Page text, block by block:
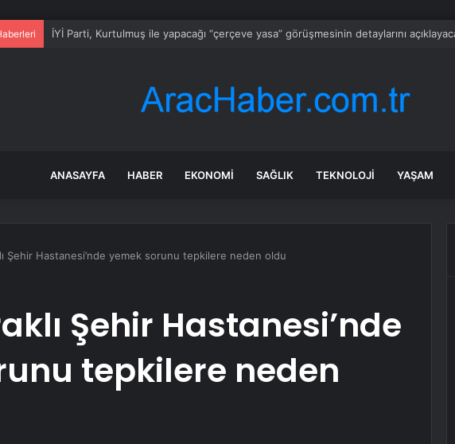
Kahramanmaraş’ta Ezanı Güzel Okuma ve Etkili Hutbe Yarışmalarının il finali yapıldı
ANASAYFA HABER EKONOMI SAĞLIK TEKNOLOJI YAŞAM
Şehir Hastanesi’nde yemek sorunu tepkilere neden oldu
Şehir Hastanesi’nde
tepkilere neden